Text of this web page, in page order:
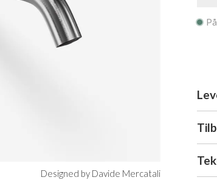
Designed by Davide Mercatali